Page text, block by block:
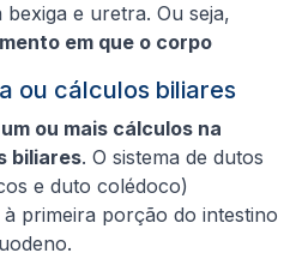
e uretra. Ou seja,
em que o corpo
ou cálculos biliares
ou mais cálculos na
biliares. O sistema de dutos
e duto colédoco)
primeira porção do intestino